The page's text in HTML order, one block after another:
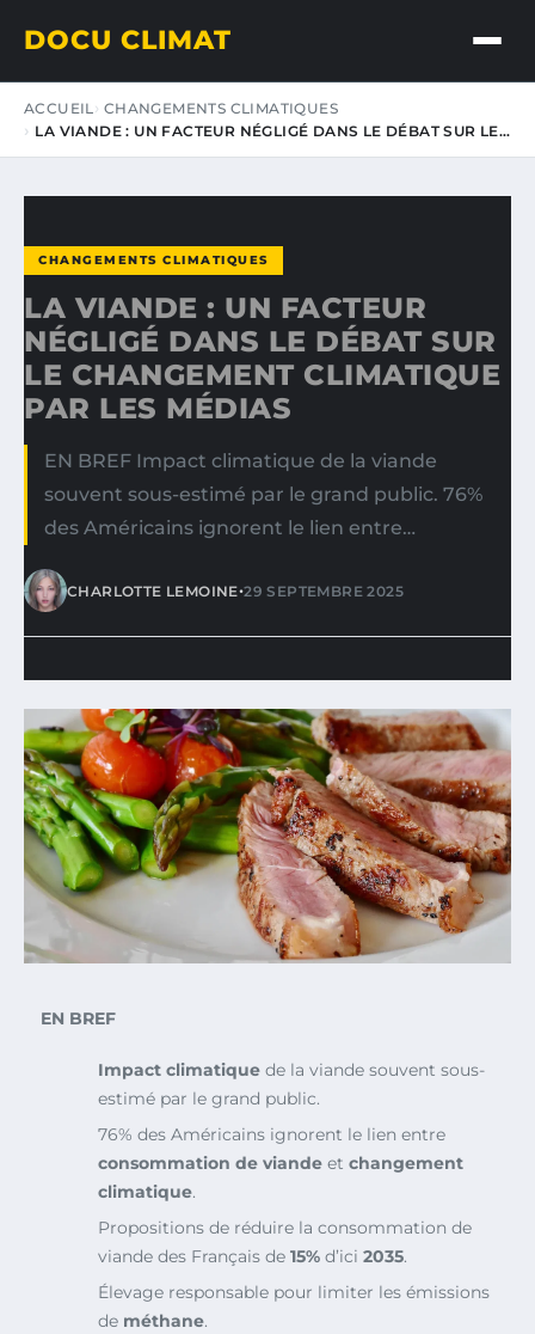
DOCU CLIMAT
ACCUEIL CHANGEMENTS CLIMATIQUES
LA VIANDE : UN FACTEUR NÉGLIGÉ DANS LE DÉBAT SUR LE…
CHANGEMENTS CLIMATIQUES
LA VIANDE : UN FACTEUR
NÉGLIGÉ DANS LE DÉBAT SUR
LE CHANGEMENT CLIMATIQUE
PAR LES MÉDIAS
EN BREF Impact climatique de la viande
souvent sous-estimé par le grand public. 76%
des Américains ignorent le lien entre…
CHARLOTTE LEMOINE•29 SEPTEMBRE 2025
EN BREF
Impact climatique de la viande souvent sous-
estimé par le grand public.
76% des Américains ignorent le lien entre
consommation de viande et changement
climatique.
Propositions de réduire la consommation de
viande des Français de 15% d’ici 2035.
Élevage responsable pour limiter les émissions
de méthane.